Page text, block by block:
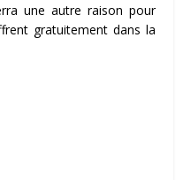
une autre raison pour
gratuitement dans la